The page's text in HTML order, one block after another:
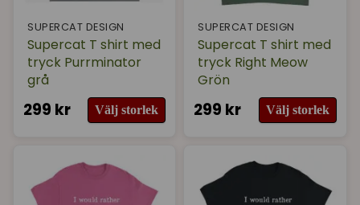
SUPERCAT DESIGN
Supercat T shirt med
tryck Purrminator
grå
299 kr Välj storlek
SUPERCAT DESIGN
Supercat T shirt med
tryck Right Meow
Grön
299 kr Välj storlek